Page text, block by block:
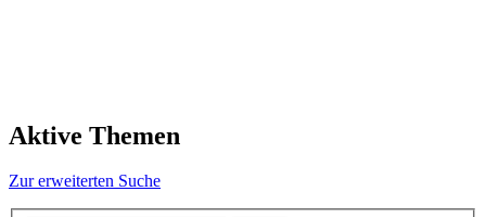
Aktive Themen
Zur erweiterten Suche